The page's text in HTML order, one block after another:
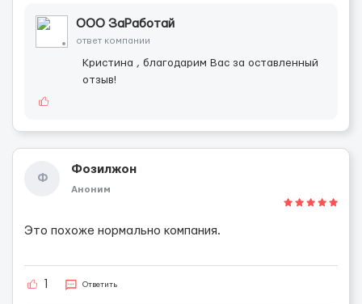
ООО ЗаРаботай
ответ компании
Кристина , благодарим Вас за оставленный
отзыв!
Ф
Фозилжон
Аноним
Это похоже нормально компания.
Ответить